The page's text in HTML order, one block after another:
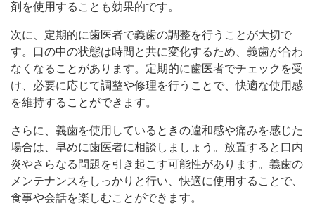
剤を使用することも効果的です。
次に、定期的に歯医者で義歯の調整を行うことが大切で
す。口の中の状態は時間と共に変化するため、義歯が合わ
なくなることがあります。定期的に歯医者でチェックを受
け、必要に応じて調整や修理を行うことで、快適な使用感
を維持することができます。
さらに、義歯を使用しているときの違和感や痛みを感じた
場合は、早めに歯医者に相談しましょう。放置すると口内
炎やさらなる問題を引き起こす可能性があります。義歯の
メンテナンスをしっかりと行い、快適に使用することで、
食事や会話を楽しむことができます。